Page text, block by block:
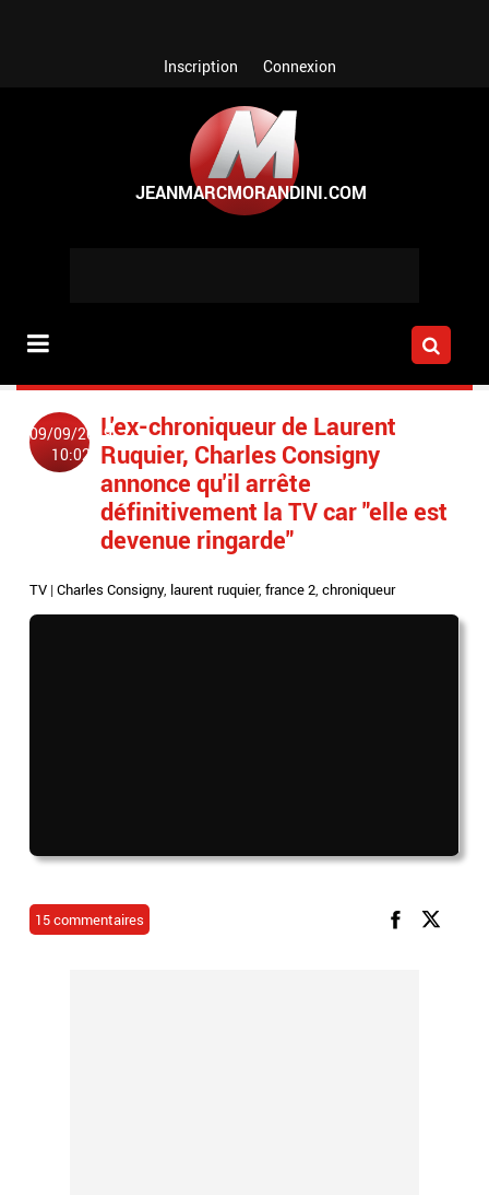
Inscription Connexion
09/09/2019
10:02
L'ex-chroniqueur de Laurent
Ruquier, Charles Consigny
annonce qu'il arrête
définitivement la TV car "elle est
devenue ringarde"
TV |Charles Consigny, laurent ruquier,france 2,chroniqueur
15 commentaires